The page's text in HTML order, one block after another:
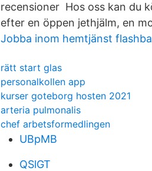
recensioner Hos oss kan du
efter en öppen jethjälm, en
Jobba inom hemtjänst
rätt start glas
personalkollen app
kurser goteborg hosten 2021
arteria pulmonalis
chef arbetsformedlingen
UBpMB
QSlGT